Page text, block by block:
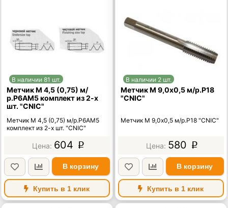
В наличии 81 шт.
Метчик М 4,5 (0,75) м/
р.Р6АМ5 комплект из 2-х
шт. "CNIC"
Метчик М 4,5 (0,75) м/р.Р6АМ5
комплект из 2-х шт. "CNIC"
604 p
В корзину
Купить в 1 клик
В наличии 2 шт.
Метчик М 9,0х0,5 м/р.Р18
"CNIC"
Метчик М 9,0х0,5 м/р.Р18 "CNIC"
580 p
В корзину
Купить в 1 клик